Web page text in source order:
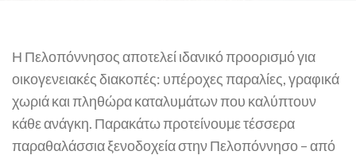
Η Πελοπόννησος αποτελεί ιδανικό προορισμό για
οικογενειακές διακοπές: υπέροχες παραλίες, γραφικά
χωριά και πληθώρα καταλυμάτων που καλύπτουν
κάθε ανάγκη. Παρακάτω προτείνουμε τέσσερα
παραθαλάσσια ξενοδοχεία στην Πελοπόννησο – από